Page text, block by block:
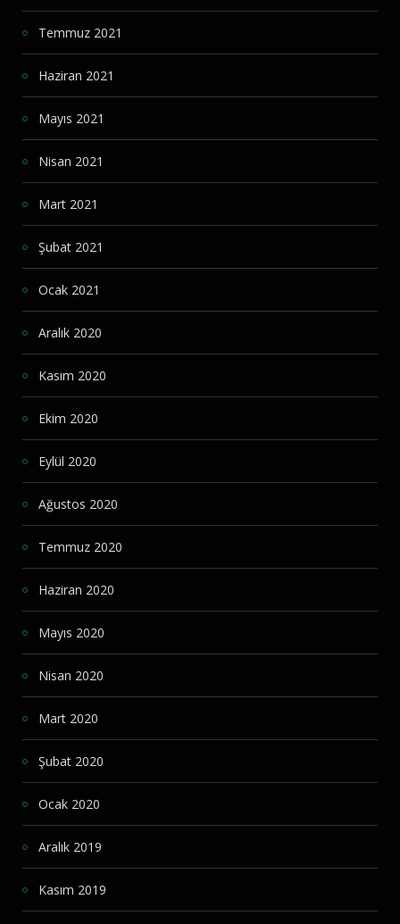
Temmuz 2021
Haziran 2021
Mayıs 2021
Nisan 2021
Mart 2021
Şubat 2021
Ocak 2021
Aralık 2020
Kasım 2020
Ekim 2020
Eylül 2020
Ağustos 2020
Temmuz 2020
Haziran 2020
Mayıs 2020
Nisan 2020
Mart 2020
Şubat 2020
Ocak 2020
Aralık 2019
Kasım 2019